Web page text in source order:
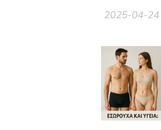
2025-04-24